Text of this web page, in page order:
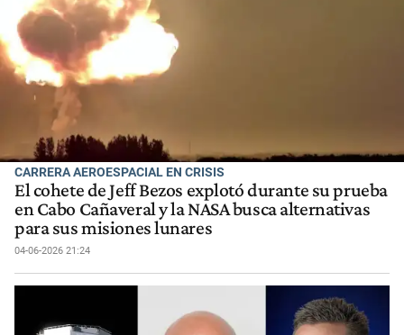
CARRERA AEROESPACIAL EN CRISIS
El cohete de Jeff Bezos explotó durante su prueba
en Cabo Cañaveral y la NASA busca alternativas
para sus misiones lunares
04-06-2026 21:24